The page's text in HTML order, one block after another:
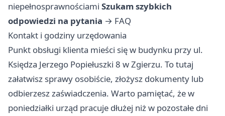
niepełnosprawnościami Szukam szybkich
odpowiedzi na pytania → FAQ
Kontakt i godziny urzędowania
Punkt obsługi klienta mieści się w budynku przy ul.
Księdza Jerzego Popiełuszki 8 w Zgierzu. To tutaj
załatwisz sprawy osobiście, złożysz dokumenty lub
odbierzesz zaświadczenia. Warto pamiętać, że w
poniedziałki urząd pracuje dłużej niż w pozostałe dni